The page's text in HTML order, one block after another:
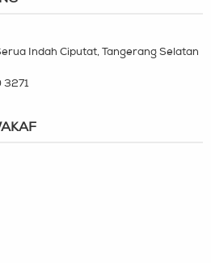
Indah Ciputat, Tangerang Selatan